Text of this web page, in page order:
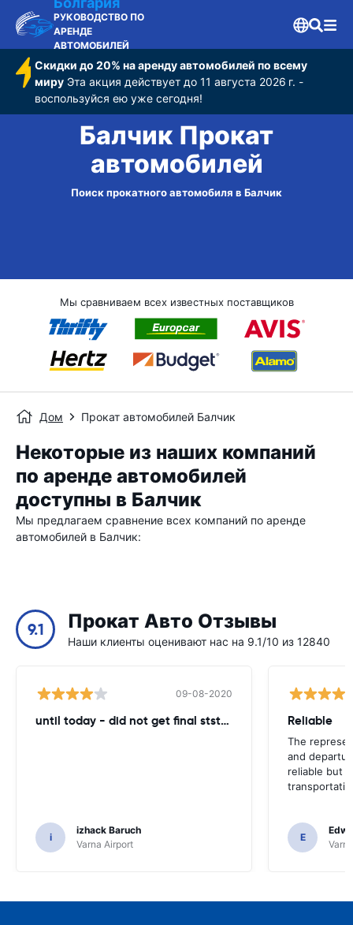
РУКОВОДСТВО ПО
АРЕНДЕ
АВТОМОБИЛЕЙ
Скидки до 20% на аренду автомобилей по всему
мируЭта акция действует до 11 августа 2026 г. -
воспользуйся ею уже сегодня!
Балчик Прокат
автомобилей
Поиск прокатного автомобиля в Балчик
Мы сравниваем всех известных поставщиков
Дом Прокат автомобилей Балчик
Некоторые из наших компаний
по аренде автомобилей
доступны в Балчик
Мы предлагаем сравнение всех компаний по аренде
автомобилей в Балчик:
9.1 Прокат Авто Отзывы
Наши клиенты оценивают нас на 9.1/10 из 12840
09-08-2020
until today - did not get final ststemant of the rent !!
i
izhack Baruch
Varna Airport
Reliable
The
and
reliable but
E